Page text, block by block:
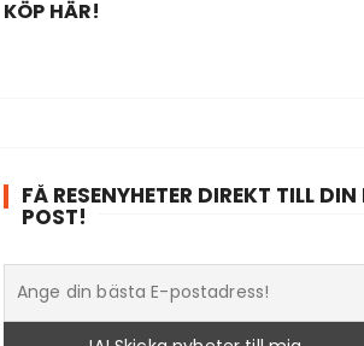
KÖP HÄR!
FÅ RESENYHETER DIREKT TILL DIN
POST!